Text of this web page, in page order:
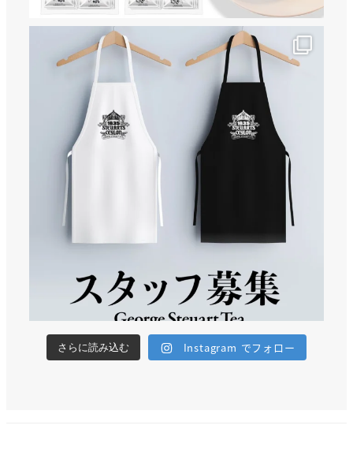
さらに読み込む Instagram でフォロー